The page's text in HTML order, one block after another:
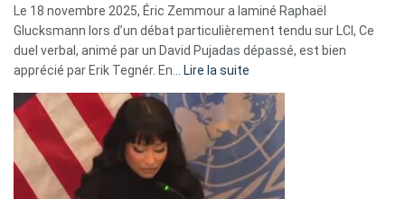
fake
news
»
Le 18 novembre 2025, Éric Zemmour a laminé Raphaël
Glucksmann lors d’un débat particulièrement tendu sur LCI, Ce
duel verbal, animé par un David Pujadas dépassé, est bien
apprécié par Erik Tegnér. En…
Lire la suite
Tegnér
exulte
« Zemmour
a